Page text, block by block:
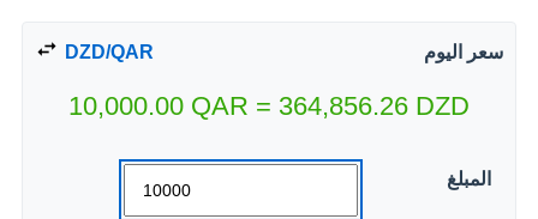
سعر اليوم DZD/QAR
10,000.00 QAR = 364,856.26 DZD
المبلغ